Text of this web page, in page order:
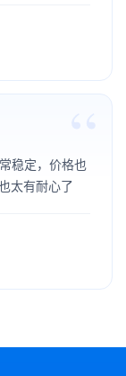
稳定，价格也
太有耐心了